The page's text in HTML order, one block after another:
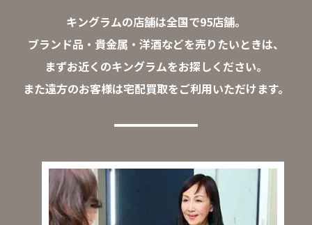
キングラムの店舗は全国で95店舗。
ブランド品・貴金属・洋酒などを売りたいときは、
まずお近くのキングラムをお探しください。
また遠方のお客様は宅配買取をご利用いただけます。